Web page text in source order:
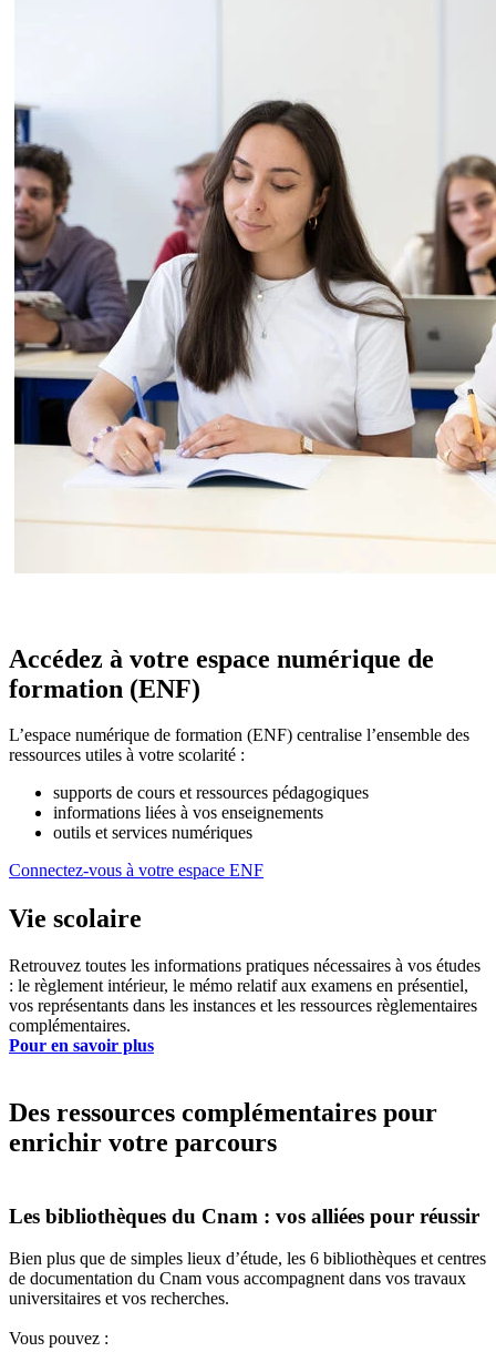
Accédez à votre espace numérique de
formation (ENF)
L’espace numérique de formation (ENF) centralise l’ensemble des
ressources utiles à votre scolarité :
supports de cours et ressources pédagogiques
informations liées à vos enseignements
outils et services numériques
Connectez-vous à votre espace ENF
Vie scolaire
Retrouvez toutes les informations pratiques nécessaires à vos études
: le règlement intérieur, le mémo relatif aux examens en présentiel,
vos représentants dans les instances et les ressources règlementaires
complémentaires.
Pour en savoir plus
Des ressources complémentaires pour
enrichir votre parcours
Les bibliothèques du Cnam : vos alliées pour réussir
Bien plus que de simples lieux d’étude, les 6 bibliothèques et centres
de documentation du Cnam vous accompagnent dans vos travaux
universitaires et vos recherches.
Vous pouvez :